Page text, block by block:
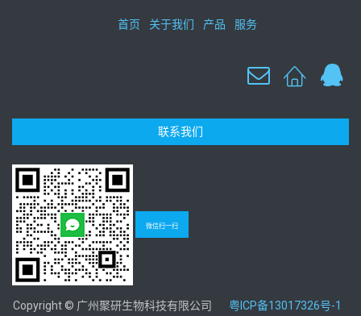
首页 关于我们 产品 服务
联系我们
微信扫一扫
Copyright © 广州聚研生物科技有限公司 粤ICP备13017326号-1